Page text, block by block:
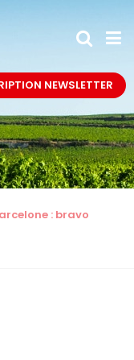
NEWSLETTER
: bravo